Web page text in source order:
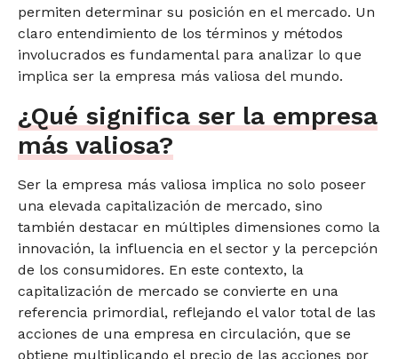
permiten determinar su posición en el mercado. Un
claro entendimiento de los términos y métodos
involucrados es fundamental para analizar lo que
implica ser la empresa más valiosa del mundo.
¿Qué significa ser la empresa
más valiosa?
Ser la empresa más valiosa implica no solo poseer
una elevada capitalización de mercado, sino
también destacar en múltiples dimensiones como la
innovación, la influencia en el sector y la percepción
de los consumidores. En este contexto, la
capitalización de mercado se convierte en una
referencia primordial, reflejando el valor total de las
acciones de una empresa en circulación, que se
obtiene multiplicando el precio de las acciones por